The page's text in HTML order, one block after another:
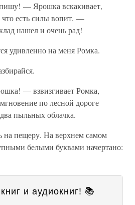
— Ярошка вскакивает,
что есть силы вопит. —
нашел и очень рад!
удивленно на меня Ромка.
— взвизгивает Ромка,
по лесной дороге
пыльных облачка.
на пещеру. На верхнем самом
белыми буквами начертано:
и аудиокниг! 📚